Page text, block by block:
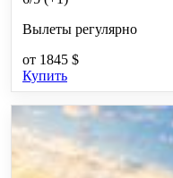
Вылеты регулярно
от 1845 $
Купить